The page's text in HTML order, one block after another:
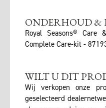
ONDERHOUD &
Royal Seasons® Care
Complete Care-kit -
WILT U DIT
Wij verkopen onze
geselecteerd